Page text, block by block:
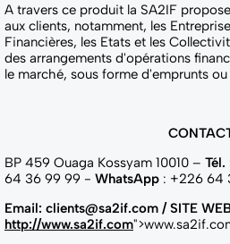
A travers ce produit la SA2IF
aux clients, notamment, les
Financières, les Etats et les
des arrangements d'opérations
le marché, sous forme d'emprunts
BP 459 Ouaga Kossyam 10010 – Tél.
64 36 99 99 - WhatsApp : +226 64
Email: clients@sa2if.com /SITE
http://www.sa2if.com